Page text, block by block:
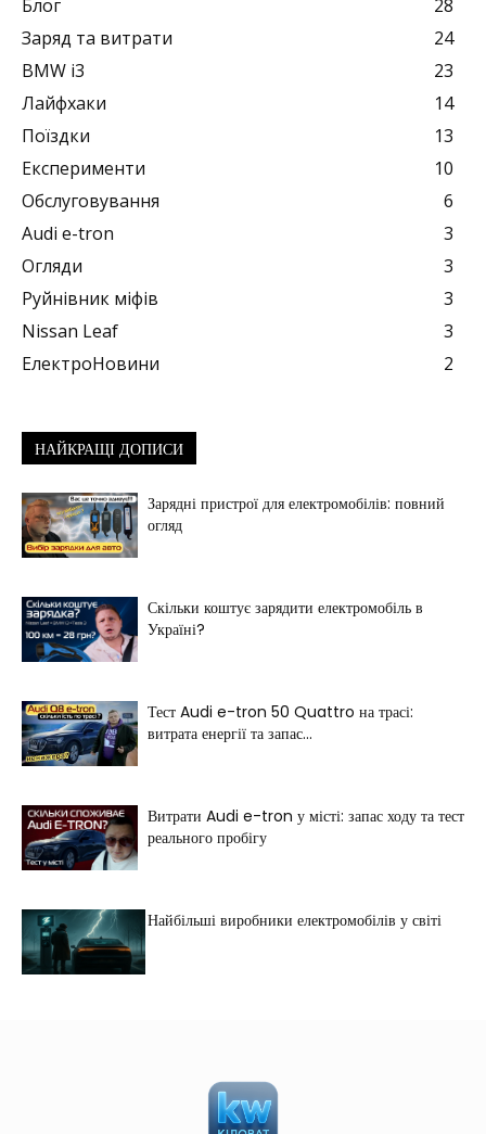
Блог
28
Заряд та витрати
24
BMW i3
23
Лайфхаки
14
Поїздки
13
Експерименти
10
Обслуговування
6
Audi e-tron
3
Огляди
3
Руйнівник міфів
3
Nissan Leaf
3
ЕлектроНовини
2
НАЙКРАЩІ ДОПИСИ
Зарядні пристрої для електромобілів: повний
огляд
Скільки коштує зарядити електромобіль в
Україні?
Тест Audi e-tron 50 Quattro на трасі:
витрата енергії та запас...
Витрати Audi e-tron у місті: запас ходу та тест
реального пробігу
Найбільші виробники електромобілів у світі